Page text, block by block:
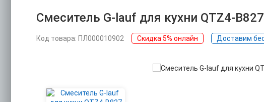
Смеситель G-lauf для кухни QTZ4-B827
Код товара: ПЛ000010902 Скидка 5% онлайн Доставим